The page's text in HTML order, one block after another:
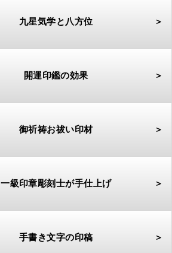
九星気学と八方位 ＞
開運印鑑の効果 ＞
御祈祷お祓い印材 ＞
一級印章彫刻士が手仕上げ ＞
手書き文字の印稿 ＞